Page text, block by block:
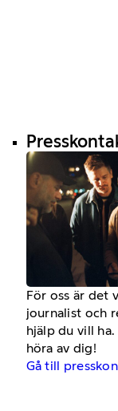
För oss är det
journalist och
hjälp du vill
höra av dig!
Gå till